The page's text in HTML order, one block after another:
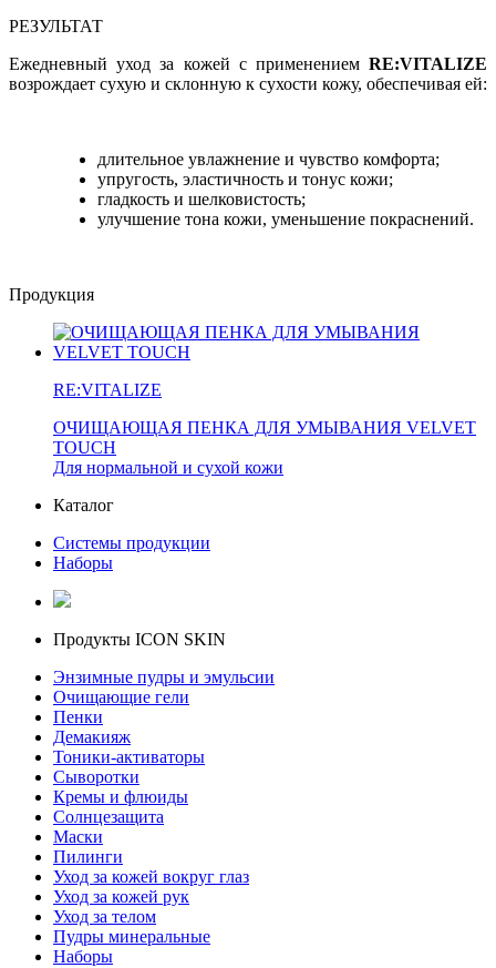
РЕЗУЛЬТАТ
Ежедневный уход за кожей с применением RE:VITALIZE
возрождает сухую и склонную к сухости кожу, обеспечивая ей:
длительное увлажнение и чувство комфорта;
упругость, эластичность и тонус кожи;
гладкость и шелковистость;
улучшение тона кожи, уменьшение покраснений.
Продукция
RE:VITALIZE
ОЧИЩАЮЩАЯ ПЕНКА ДЛЯ УМЫВАНИЯ VELVET
TOUCH
Для нормальной и сухой кожи
Каталог
Системы продукции
Наборы
Продукты ICON SKIN
Энзимные пудры и эмульсии
Очищающие гели
Пенки
Демакияж
Тоники-активаторы
Сыворотки
Кремы и флюиды
Солнцезащита
Маски
Пилинги
Уход за кожей вокруг глаз
Уход за кожей рук
Уход за телом
Пудры минеральные
Наборы